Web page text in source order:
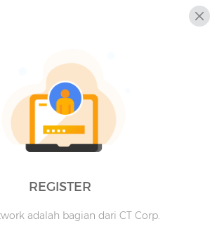
REGISTER
adalah bagian dari CT Corp.